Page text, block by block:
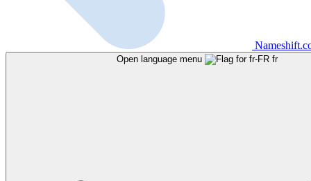
Open language menu fr